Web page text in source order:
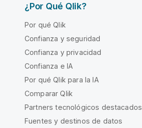
¿Por Qué Qlik?
Por qué Qlik
Confianza y seguridad
Confianza y privacidad
Confianza e IA
Por qué Qlik para la IA
Comparar Qlik
Partners tecnológicos destacados
Fuentes y destinos de datos